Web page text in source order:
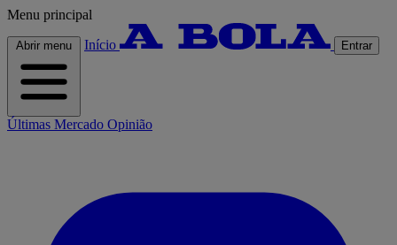
Menu principal
Abrir menu Início Entrar
Últimas Mercado Opinião